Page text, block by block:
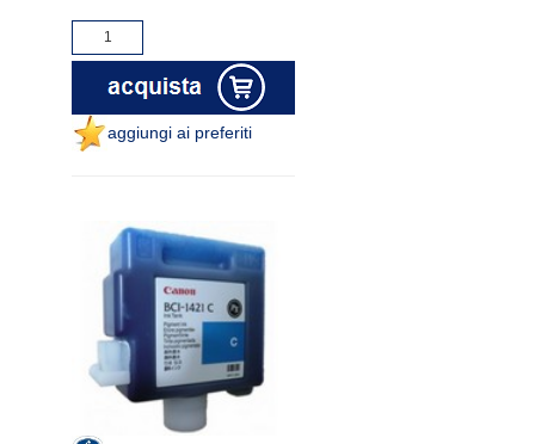
aggiungi ai preferiti